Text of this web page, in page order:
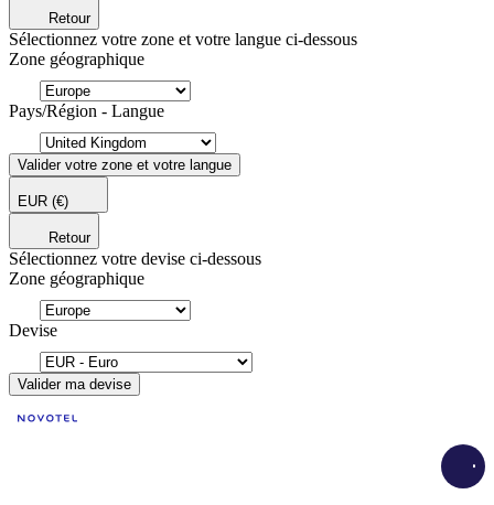
Retour
Sélectionnez votre zone et votre langue ci-dessous
Zone géographique
Pays/Région - Langue
Valider votre zone et votre langue
EUR (€)
Retour
Sélectionnez votre devise ci-dessous
Zone géographique
Devise
Valider ma devise